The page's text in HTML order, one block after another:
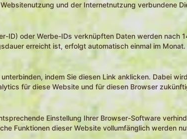
und der Internetnutzung verbundene
ID) oder Werbe-IDs verknüpften Daten werden nach
erreicht ist, erfolgt automatisch einmal im Monat.
indem Sie diesen Link anklicken. Dabei
für diese Website und für diesen Browser
Einstellung Ihrer Browser-Software
Funktionen dieser Website vollumfänglich werden